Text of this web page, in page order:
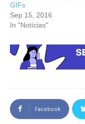
GIFs
Sep 15, 2016
In "Notícias"
Facebook